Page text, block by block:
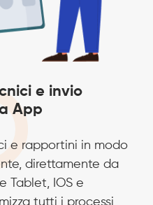
e invio
App
e rapportini in modo
direttamente da
Tablet, IOS e
tutti i processi